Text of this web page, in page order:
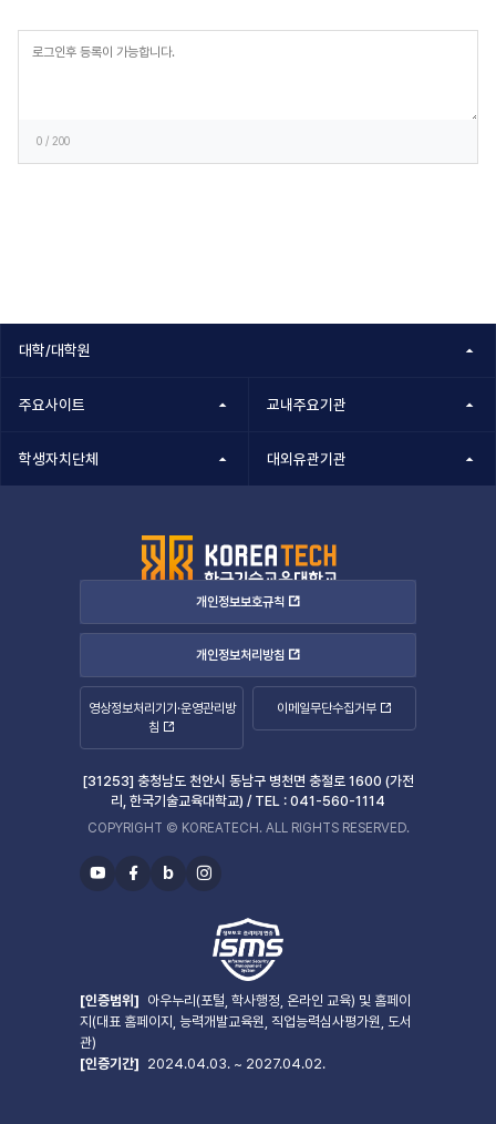
0 / 200
대학/대학원
주요사이트 교내주요기관
학생자치단체 대외유관기관
개인정보보호규칙
개인정보처리방침
영상정보처리기기·운영관리방
침
이메일무단수집거부
[31253] 충청남도 천안시 동남구 병천면 충절로 1600 (가전
리, 한국기술교육대학교) / TEL : 041-560-1114
COPYRIGHT © KOREATECH. ALL RIGHTS RESERVED.
유
페
b
블
인
타
그
[인증범위] 아우누리(포털, 학사행정, 온라인 교육) 및 홈페이
지(대표 홈페이지, 능력개발교육원, 직업능력심사평가원, 도서
관)
[인증기간] 2024.04.03. ~ 2027.04.02.